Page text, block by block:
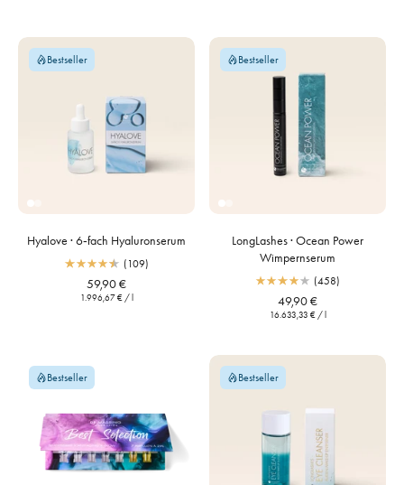
Bestseller
Hyalove · 6‑fach Hyaluronserum
(109)
59,90 €
1.996,67 € /
Bestseller
LongLashes · Ocean Power
Wimpernserum
(458)
49,90 €
16.633,33 € /
Bestseller Bestseller